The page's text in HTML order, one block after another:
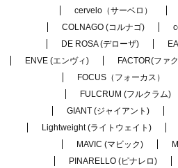
cervelo（サーベロ）
COLNAGO (コルナゴ)
DE ROSA (デローザ)
ENVE (エンヴィ)
FACTOR(ファ
FOCUS（フォーカス）
FULCRUM (フルクラム)
GIANT (ジャイアント)
Lightweight (ライトウェイト)
MAVIC (マビック)
PINARELLO (ピナレロ)